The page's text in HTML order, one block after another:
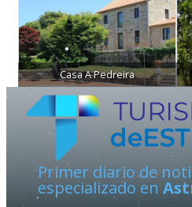
Casa A Pedreira
Primer diario de
especializado en